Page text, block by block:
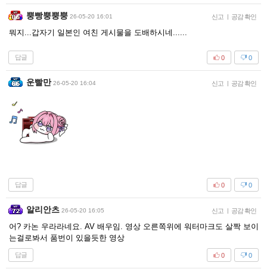
뿡빵뿡뿡뿡 26-05-20 16:01 신고 | 공감 확인
뭐지...갑자기 일본인 여친 게시물을 도배하시네......
답글 0
0
운빨만 26-05-20 16:04 신고 | 공감 확인
답글 0
0
알리안츠 26-05-20 16:05 신고 | 공감 확인
어? 카논 우라라네요. AV 배우임. 영상 오른쪽위에 워터마크도 살짝 보이
는걸로봐서 품번이 있을듯한 영상
답글 0
0